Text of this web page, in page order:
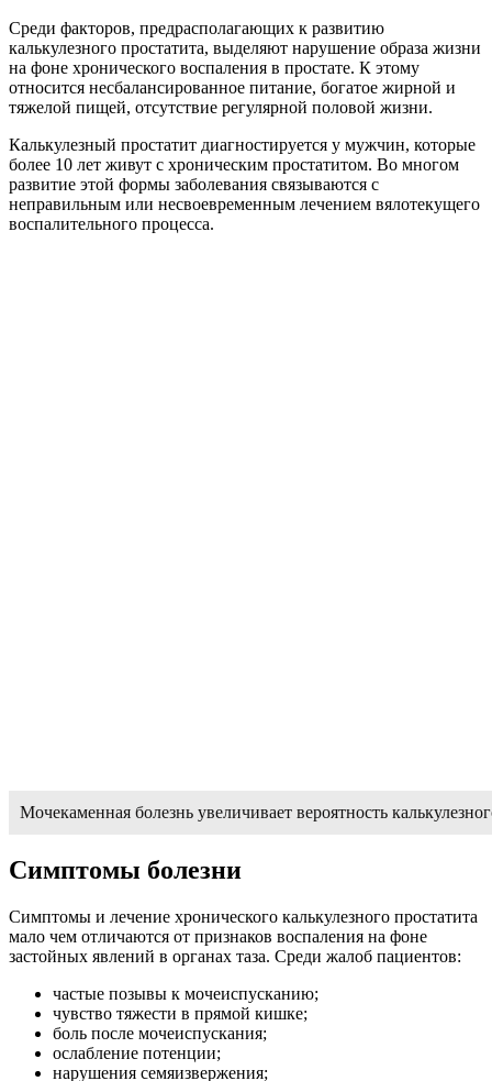
Среди факторов, предрасполагающих к развитию
калькулезного простатита, выделяют нарушение образа жизни
на фоне хронического воспаления в простате. К этому
относится несбалансированное питание, богатое жирной и
тяжелой пищей, отсутствие регулярной половой жизни.
Калькулезный простатит диагностируется у мужчин, которые
более 10 лет живут с хроническим простатитом. Во многом
развитие этой формы заболевания связываются с
неправильным или несвоевременным лечением вялотекущего
воспалительного процесса.
Мочекаменная болезнь увеличивает вероятность
Симптомы болезни
Симптомы и лечение хронического калькулезного простатита
мало чем отличаются от признаков воспаления на фоне
застойных явлений в органах таза. Среди жалоб пациентов:
частые позывы к мочеиспусканию;
чувство тяжести в прямой кишке;
боль после мочеиспускания;
ослабление потенции;
нарушения семяизвержения;